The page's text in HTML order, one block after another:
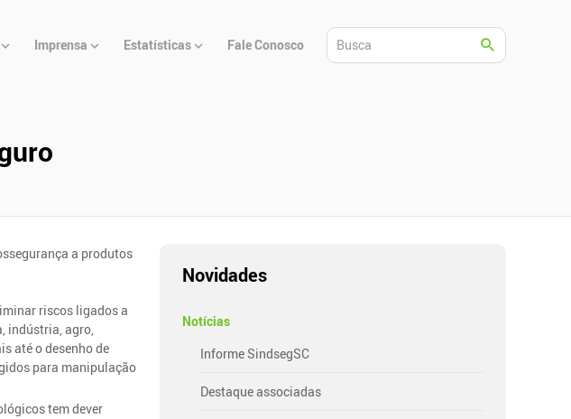
Imprensa Estatísticas Fale Conosco
a produtos
riscos ligados a
indústria, agro,
até o desenho de
para manipulação
tem dever
Novidades
Notícias
Informe SindsegSC
Destaque associadas